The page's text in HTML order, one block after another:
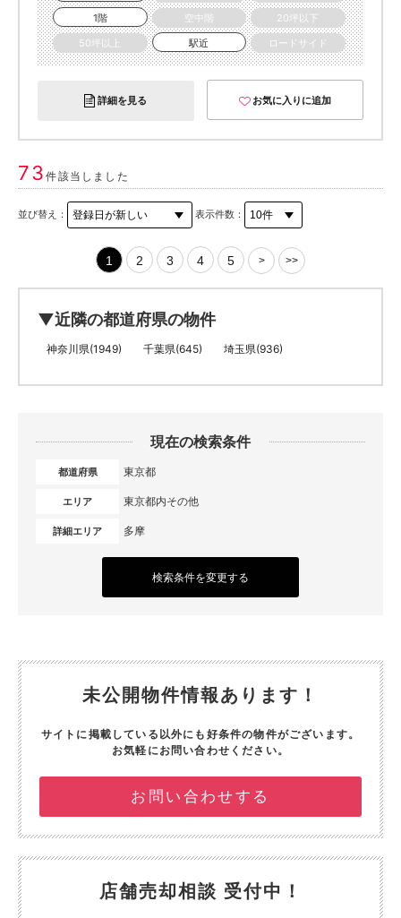
1階
空中階
20坪以下
50坪以上
駅近 ロードサイド
詳細を見る お気に入りに追加
73件該当しました
並び替え： 表示件数：
1 2 3 4 5 > >>
▼近隣の都道府県の物件
神奈川県(1949) 千葉県(645) 埼玉県(936)
現在の検索条件
都道府県 東京都
エリア 東京都内その他
詳細エリア 多摩
検索条件を変更する
未公開物件情報あります！
サイトに掲載している以外にも好条件の物件がございます。
お気軽にお問い合わせください。
お問い合わせする
店舗売却相談 受付中！